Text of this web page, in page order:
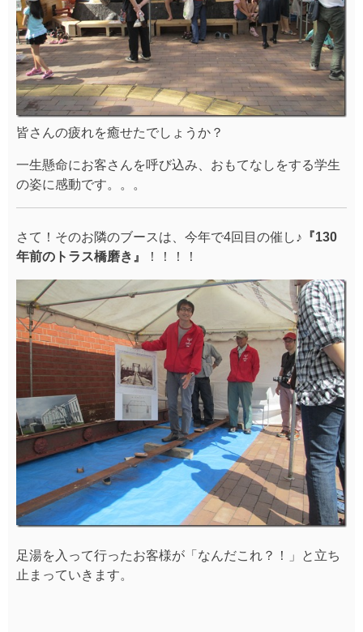
皆さんの疲れを癒せたでしょうか？
一生懸命にお客さんを呼び込み、おもてなしをする学生
の姿に感動です。。。
さて！そのお隣のブースは、今年で4回目の催し♪ 『130
年前のトラス橋磨き』
！！！！
足湯を入って行ったお客様が「なんだこれ？！」と立ち
止まっていきます。